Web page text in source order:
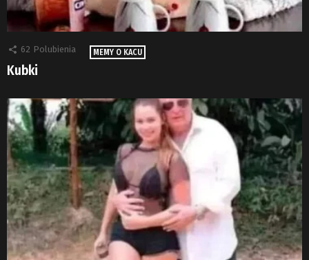
62 Polubienia MEMY O KACU
Kubki